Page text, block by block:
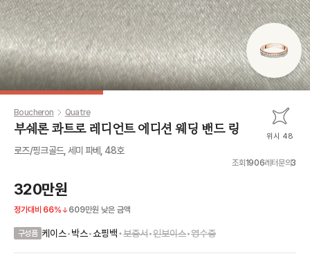
Boucheron Quatre
부쉐론 콰트로 레디언트 에디션 웨딩 밴드 링 위시 48
로즈/핑크골드, 세미 파베, 48호
조회1906레터문의3
320만원
정가대비 66% 609만원 낮은 금액
구성품 케이스•박스•쇼핑백•보증서•인보이스•영수증